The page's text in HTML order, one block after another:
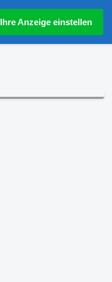
Ihre Anzeige einstellen